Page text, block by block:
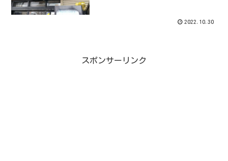
2022.10.30
スポンサーリンク